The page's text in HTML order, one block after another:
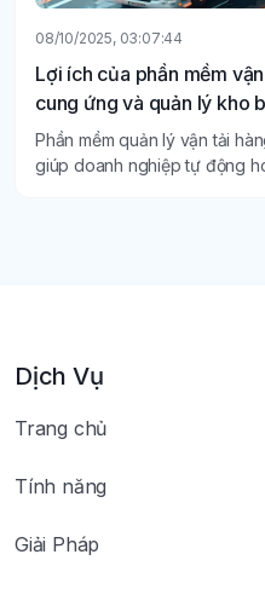
08/10/2025, 03:07:44
Lợi ích của phần mềm
cung ứng và quản lý kho
Phần mềm quản lý vận tải
giúp doanh nghiệp tự động
Dịch Vụ
Trang chủ
Tính năng
Giải Pháp